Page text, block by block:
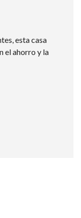
esta casa
el ahorro y la